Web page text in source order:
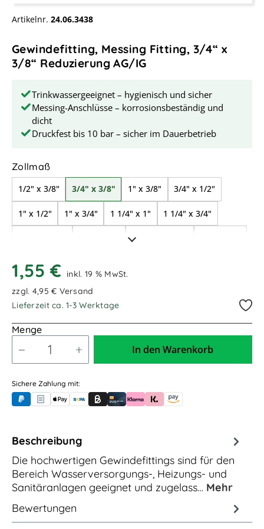
Artikelnr. 24.06.3438
Gewindefitting, Messing Fitting, 3/4“ x
3/8“ Reduzierung AG/IG
Trinkwassergeeignet – hygienisch und sicher
Messing-Anschlüsse – korrosionsbeständig und
dicht
Druckfest bis 10 bar – sicher im Dauerbetrieb
Zollmaßauswählen
1/2" x 3/8" 3/4" x 3/8" 1" x 3/8" 3/4" x 1/2"
1" x 1/2" 1" x 3/4" 1 1/4" x 1" 1 1/4" x 3/4"
1 1/2" x 1 1/4"
2" x 1 1/2"
1,55 €
inkl. 19 % MwSt.
zzgl. 4,95 € Versand
Lieferzeit ca. 1-3 Werktage
Menge
In den Warenkorb
Sichere Zahlung mit:
PayPalRechnungskauf (für Behörden)
Apple PayBanküberweisung (vorab)
Rechnungskauf (Billie)
Kreditkarte
Rechnung oder Ratenkauf (Klarna)
Sofortüberweisung (Klarna)
Amazon Pay
Beschreibung
Die hochwertigen Gewindefittings sind für den
Bereich Wasserversorgungs-, Heizungs- und
Sanitäranlagen geeignet und zugelass… Mehr
Bewertungen